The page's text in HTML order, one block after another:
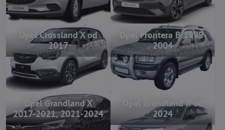
Opel Crossland X od
2017
Opel Frontera B 1999-
2004
Opel Grandland X
2017-2021, 2021-2024
Opel Grandland II od
2024